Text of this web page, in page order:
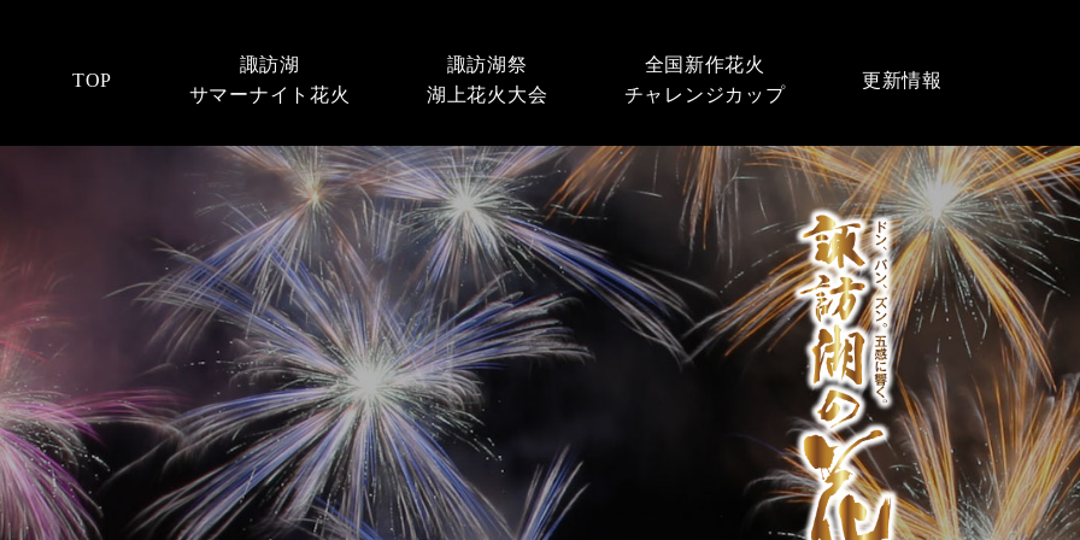
TOP
諏訪湖
サマーナイト花火
諏訪湖祭
湖上花火大会
全国新作花火
チャレンジカップ
更新情報